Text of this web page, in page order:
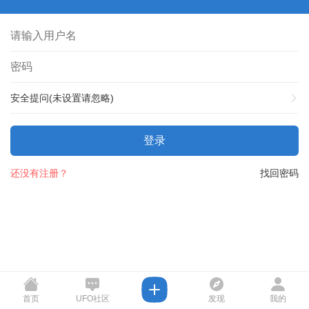
安全提问(未设置请忽略)
登录
找回密码
还没有注册？
首页 UFO社区 发现 我的